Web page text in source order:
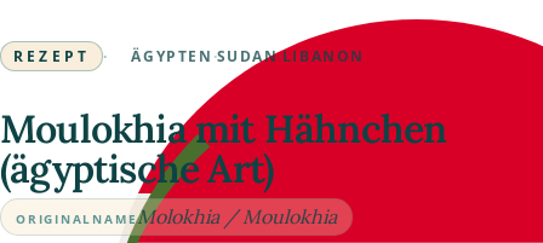
REZEPT · ÄGYPTEN ·SUDAN·LIBANON
Moulokhia mit Hähnchen
(ägyptische Art)
ORIGINALNAMEMolokhia / Moulokhia